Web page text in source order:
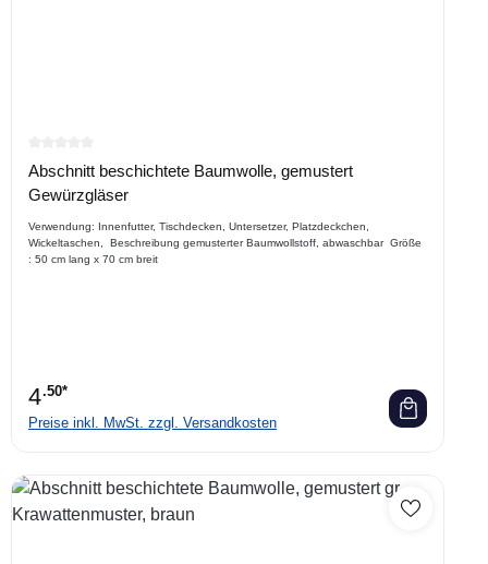
Durchschnittliche Bewertung von 0 von 5 Sternen
Abschnitt beschichtete Baumwolle, gemustert
Gewürzgläser
Verwendung: Innenfutter, Tischdecken, Untersetzer, Platzdeckchen,
Wickeltaschen, Beschreibung gemusterter Baumwollstoff, abwaschbar Größe
: 50 cm lang x 70 cm breit
4.50*
Preise inkl. MwSt. zzgl. Versandkosten